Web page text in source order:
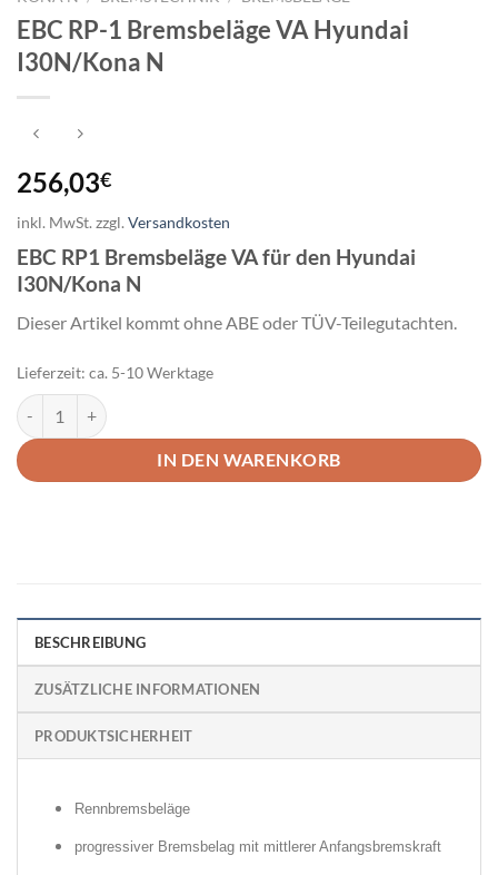
EBC RP-1 Bremsbeläge VA Hyundai
I30N/Kona N
256,03€
inkl. MwSt. zzgl. Versandkosten
EBC RP1 Bremsbeläge VA für den Hyundai
I30N/Kona N
Dieser Artikel kommt ohne ABE oder TÜV-Teilegutachten.
Lieferzeit: ca. 5-10 Werktage
EBC RP-1 Bremsbeläge VA Hyundai I30N/Kona N Menge
IN DEN WARENKORB
BESCHREIBUNG
ZUSÄTZLICHE INFORMATIONEN
PRODUKTSICHERHEIT
Rennbremsbeläge
progressiver Bremsbelag mit mittlerer Anfangsbremskraft